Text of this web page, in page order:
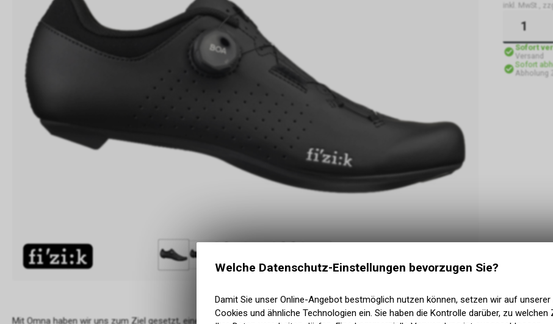
inkl. MwSt.,
Sofort
Versand
Sofort
Abholung
Mit Omna haben wir uns zum Ziel gesetzt, einen fortschrittlichen Straßenschuh mit reinem Renn-DNA zu schaffen,
Welche Datenschutz-Einstellungen bevorzugen Sie?
Damit Sie unser Online-Angebot bestmöglich nutzen können, setzen wir auf unserer
Cookies und ähnliche Technologien ein. Sie haben die Kontrolle darüber, zu welchen